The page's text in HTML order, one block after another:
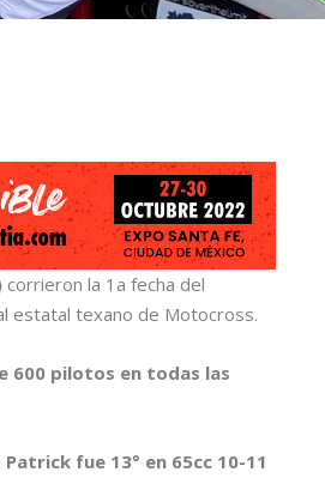
corrieron la 1a fecha del
estatal texano de Motocross.
600 pilotos en todas las
Patrick fue 13° en 65cc 10-11